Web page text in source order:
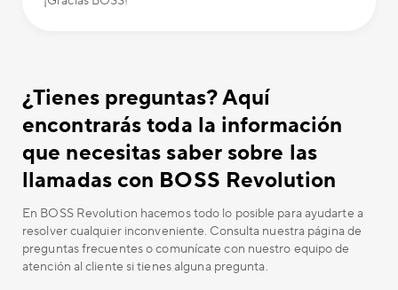
¿Tienes preguntas? Aquí
encontrarás toda la información
que necesitas saber sobre las
llamadas con BOSS Revolution
En BOSS Revolution hacemos todo lo posible para ayudarte a
resolver cualquier inconveniente. Consulta nuestra página de
preguntas frecuentes o comunícate con nuestro equipo de
atención al cliente si tienes alguna pregunta.